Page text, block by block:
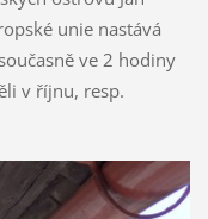
unie nastává
ve 2 hodiny
v říjnu, resp.